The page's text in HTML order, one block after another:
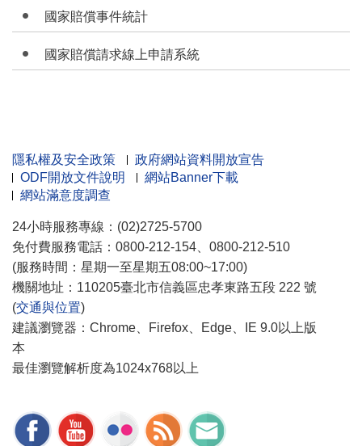
國家賠償事件統計
國家賠償請求線上申請系統
隱私權及安全政策
政府網站資料開放宣告
ODF開放文件說明
網站Banner下載
網站滿意度調查
24小時服務專線：(02)2725-5700
免付費服務電話：0800-212-154、0800-212-510
(服務時間：星期一至星期五08:00~17:00)
機關地址：110205臺北市信義區忠孝東路五段 222 號
(交通與位置)
建議瀏覽器：Chrome、Firefox、Edge、IE 9.0以上版
本
最佳瀏覽解析度為1024x768以上